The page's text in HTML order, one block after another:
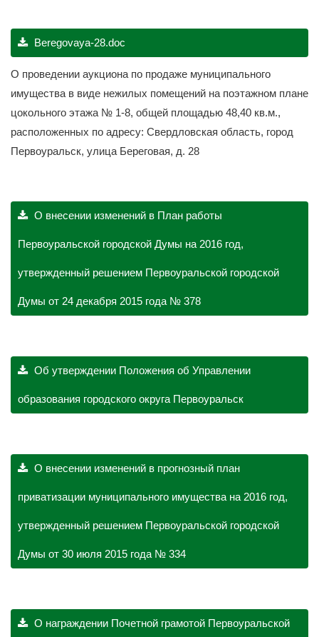
Beregovaya-28.doc
О проведении аукциона по продаже муниципального
имущества в виде нежилых помещений на поэтажном плане
цокольного этажа № 1-8, общей площадью 48,40 кв.м.,
расположенных по адресу: Свердловская область, город
Первоуральск, улица Береговая, д. 28
О внесении изменений в План работы
Первоуральской городской Думы на 2016 год,
утвержденный решением Первоуральской городской
Думы от 24 декабря 2015 года № 378
Об утверждении Положения об Управлении
образования городского округа Первоуральск
О внесении изменений в прогнозный план
приватизации муниципального имущества на 2016 год,
утвержденный решением Первоуральской городской
Думы от 30 июля 2015 года № 334
О награждении Почетной грамотой Первоуральской